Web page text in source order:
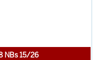
NBs 15/26